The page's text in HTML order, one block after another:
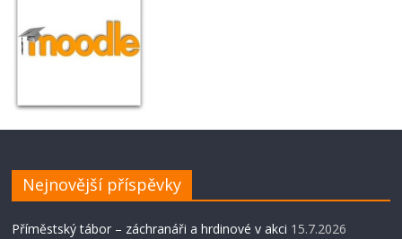
Nejnovější příspěvky
Příměstský tábor – záchranáři a hrdinové v akci 15.7.2026